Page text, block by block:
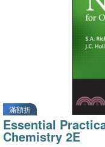
滿額折
Essential
Chemistry 2E